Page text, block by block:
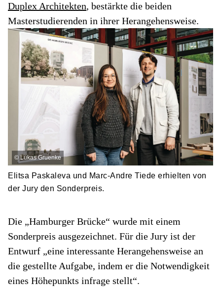
© Lukas Gruenke
Elitsa Paskaleva und Marc-Andre Tiede erhielten von
der Jury den Sonderpreis.
Duplex Architekten, bestärkte die beiden
Masterstudierenden in ihrer Herangehensweise.
Die „Hamburger Brücke“ wurde mit einem
Sonderpreis ausgezeichnet. Für die Jury ist der
Entwurf „eine interessante Herangehensweise an
die gestellte Aufgabe, indem er die Notwendigkeit
eines Höhepunkts infrage stellt“.